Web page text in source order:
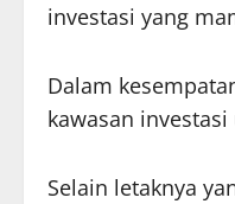
investasi yang
Dalam
kawasan
Selain letaknya